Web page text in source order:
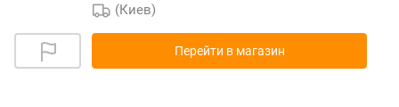
(Киев)
Перейти в магазин